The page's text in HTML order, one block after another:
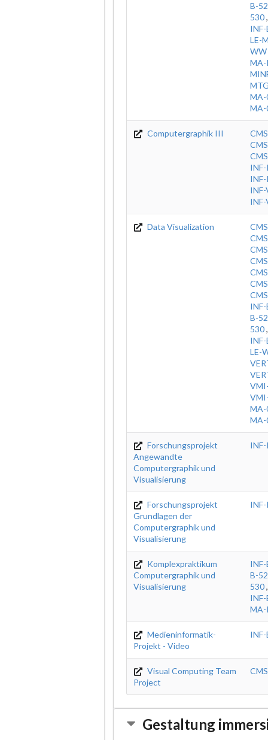
B-
530
LE-
WW
MA-
MA-
MA-
Computergraphik III
Data Visualization
B-
530
LE-
MA-
MA-
Forschungsprojekt
Angewandte
Computergraphik und
Visualisierung
Forschungsprojekt
Grundlagen der
Computergraphik und
Visualisierung
Komplexpraktikum
Computergraphik und
Visualisierung
B-
530
MA-
Medieninformatik-
Projekt - Video
Visual Computing Team
Project
Gestaltung